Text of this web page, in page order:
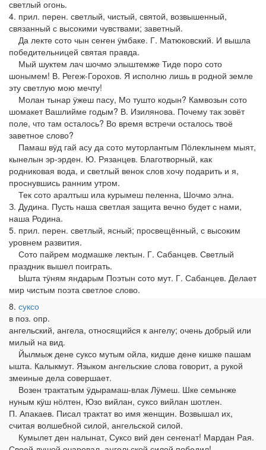
светлый огонь.
4. прил. перен. светлый, чистый, святой, возвышенный,
связанный с высокими чувствами; заветный.
Да лекте сото чын сеҥен ӱмбаке. Г. Матюковский. И вышла
победительницей святая правда.
Мый шуктем лач шочмо элыштемже Тиде поро сото
шонымем! В. Регеж-Горохов. Я исполню лишь в родной земле
эту светлую мою мечту!
Молан тынар ӱжеш пасу, Мо тушто кодын? Камвозын сото
шомакет Вашлийме годым? В. Изилянова. Почему так зовёт
поле, что там осталось? Во время встречи осталось твоё
заветное слово?
Памаш вӱд гай асу да сото муторлаҥгым Пӧлеклынем мыят,
кынелын эр-эрден. Ю. Рязанцев. Благотворный, как
родниковая вода, и светлый венок слов хочу подарить и я,
проснувшись ранним утром.
Тек сото аралтыш ила курымеш пеленна, Шочмо элна.
З. Дудина. Пусть наша светлая защита вечно будет с нами,
наша Родина.
5. прил. перен. светлый, ясный; просвещённый, с высоким
уровнем развития.
Сото пайрем модмашке лектын. Г. Сабанцев. Светлый
праздник вышел поиграть.
Ышта тӱням яндарым Поэтын сото мут. Г. Сабанцев. Делает
мир чистым поэта светлое слово.
8 суксо
в поз. опр.
ангельский, ангела, относящийся к ангелу; очень добрый или
милый на вид.
Йылмыж дене суксо мутым ойла, кидше дене кишке пашам
ышта. Калыкмут. Языком ангельские слова говорит, а рукой
змеиные дела совершает.
Возен трактатым ӱдырамаш-влак Лӱмеш. Шке семынже
нуным кӱш нӧлтен, Юзо вийлан, суксо вийлан шотлен.
П. Апакаев. Писал трактат во имя женщин. Возвышал их,
считая волшебной силой, ангельской силой.
Кумылет ден налынат, Суксо вий ден сеҥенат! Мардан Рая.